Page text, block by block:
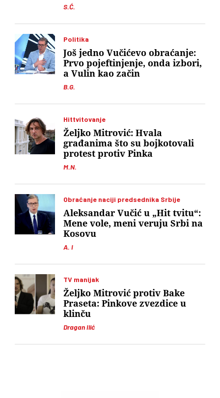
S.Ć.
Politika
B.G.
Još jedno Vučićevo obraćanje:
Prvo pojeftinjenje, onda izbori,
a Vulin kao začin
Hittvitovanje
M.N.
Željko Mitrović: Hvala
građanima što su bojkotovali
protest protiv Pinka
Obraćanje naciji predsednika Srbije
A. I
Aleksandar Vučić u „Hit tvitu“:
Mene vole, meni veruju Srbi na
Kosovu
TV manijak
Dragan Ilić
Željko Mitrović protiv Bake
Praseta: Pinkove zvezdice u
klinču